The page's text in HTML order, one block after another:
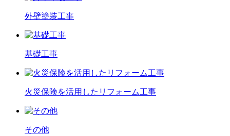
外壁塗装工事
基礎工事
火災保険を活用したリフォーム工事
その他